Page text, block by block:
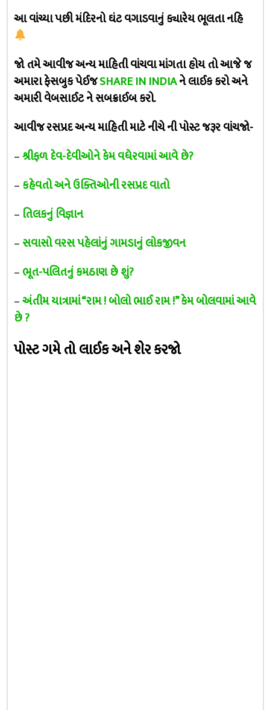
આ વાંચ્યા પછી મંદિરનો ઘંટ વગાડવાનું ક્યારેય ભૂલતા નહિ
જો તમે આવીજ અન્ય માહિતી વાંચવા માંગતા હોય તો આજે જ
અમારા ફેસબુક પેઈજSHARE IN INDIAને લાઈક કરો અને
અમારી વેબસાઈટ ને સબક્રાઈબ કરો.
આવીજ રસપ્રદ અન્ય માહિતી માટે નીચે ની પોસ્ટ જરૂર વાંચજો-
–શ્રીફળ દેવ-દેવીઓને કેમ વધેરવામાં આવે છે?
–કહેવતો અને ઉક્તિઓની રસપ્રદ વાતો
– તિલકનું વિજ્ઞાન
–સવાસો વરસ પહેલાંનું ગામડાનું લોકજીવન
–ભૂત-પલિતનું કમઠાણ છે શું?
–અંતીમ યાત્રામાં “રામ ! બોલો ભાઈ રામ !” કેમ બોલવામાં આવે
છે ?
પોસ્ટ ગમે તો લાઈક અને શેર કરજો